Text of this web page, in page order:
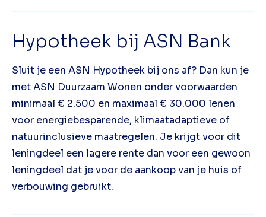
Hypotheek bij ASN Bank
Sluit je een ASN Hypotheek bij ons af? Dan kun je
met ASN Duurzaam Wonen onder voorwaarden
minimaal € 2.500 en maximaal € 30.000 lenen
voor energiebesparende, klimaatadaptieve of
natuurinclusieve maatregelen. Je krijgt voor dit
leningdeel een lagere rente dan voor een gewoon
leningdeel dat je voor de aankoop van je huis of
verbouwing gebruikt.